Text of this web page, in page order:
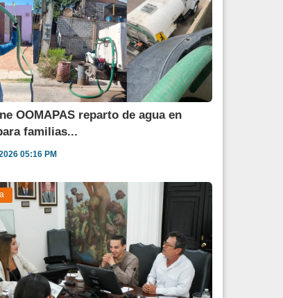
OOMAPAS reparto de agua en
familias...
05:16 PM